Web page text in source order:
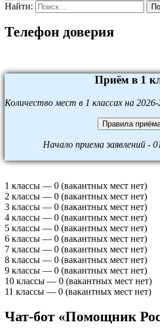
Найти:
Телефон доверия
Приём в 1
Количество мест в 1 классах на
Правила
Начало приема заявлений -
1 классы — 0 (вакантных мест нет)
2 классы — 0 (вакантных мест нет)
3 классы — 0 (вакантных мест нет)
4 классы — 0 (вакантных мест нет)
5 классы — 0 (вакантных мест нет)
6 классы — 0 (вакантных мест нет)
7 классы — 0 (вакантных мест нет)
8 классы — 0 (вакантных мест нет)
9 классы — 0 (вакантных мест нет)
10 классы — 0 (вакантных мест нет)
11 классы — 0 (вакантных мест нет)
Чат-бот «Помощник